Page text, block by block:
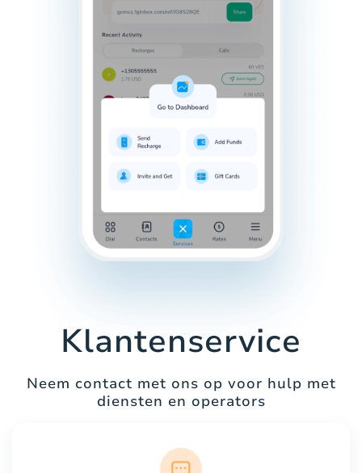
Klantenservice
Neem contact met ons op voor hulp met
diensten en operators